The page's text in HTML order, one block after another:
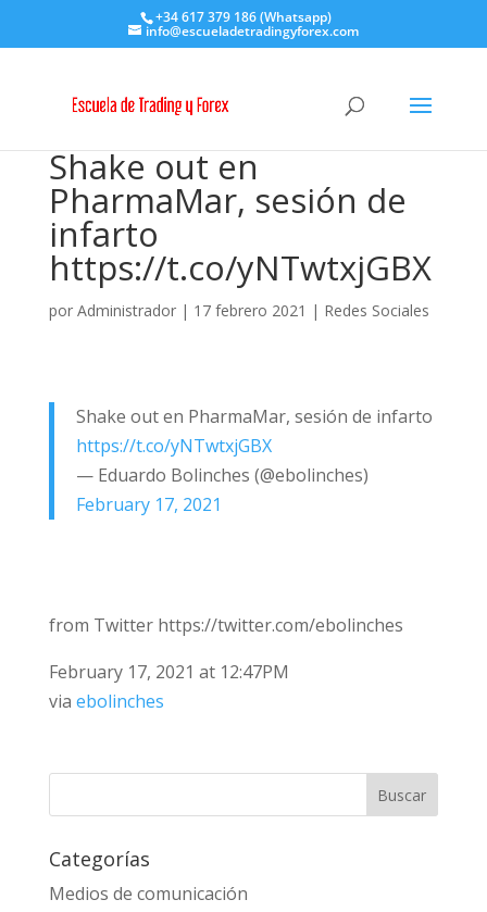
+34 617 379 186 (Whatsapp)
info@escueladetradingyforex.com
Shake out en
PharmaMar, sesión de
infarto
https://t.co/yNTwtxjGBX
por Administrador| 17 febrero 2021 | Redes Sociales
Shake out en PharmaMar, sesión de infarto
https://t.co/yNTwtxjGBX
— Eduardo Bolinches (@ebolinches)
February 17, 2021
from Twitter https://twitter.com/ebolinches
February 17, 2021 at 12:47PM
via ebolinches
Categorías
Medios de comunicación